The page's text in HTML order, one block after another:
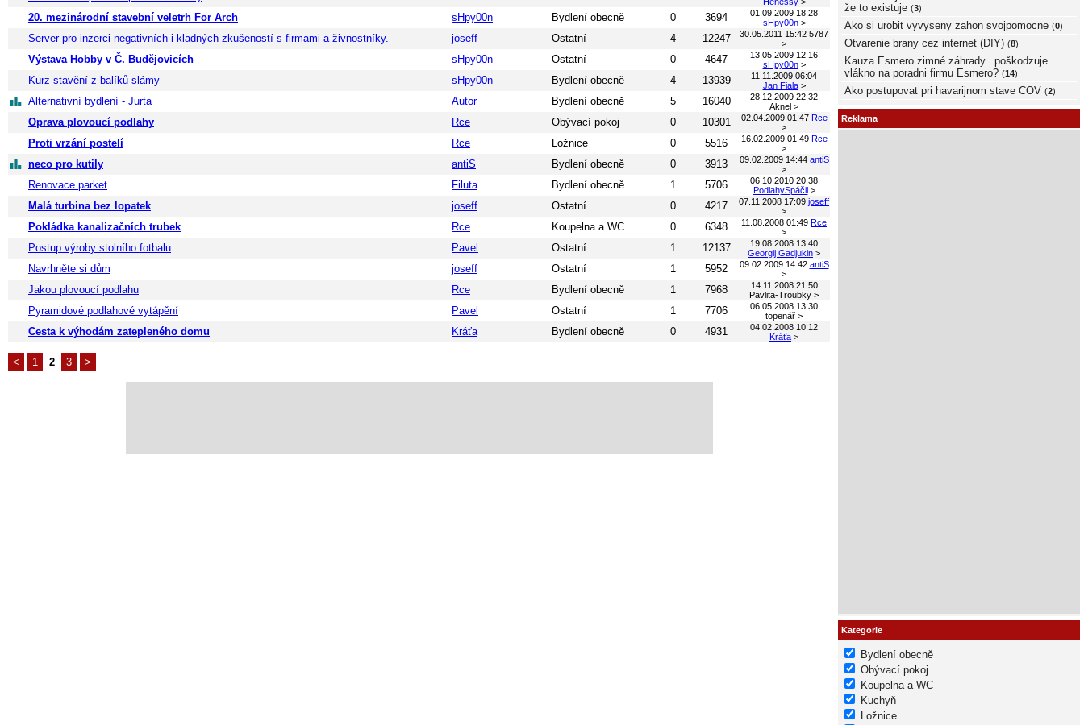
20. mezinárodní stavební veletrh For Arch sHpy00n Bydlení obecně 0 3694
01.09.2009 18:28
sHpy00n >
Server pro inzerci negativních i kladných zkušeností s firmami a živnostníky. joseff Ostatní 4 12247 30.05.2011 15:42 5787
>
Výstava Hobby v Č. Budějovicích sHpy00n Ostatní 0 4647
13.05.2009 12:16
sHpy00n >
Kurz stavění z balíků slámy sHpy00n Bydlení obecně 4 13939
11.11.2009 06:04
Jan Fiala >
Alternativní bydlení - Jurta Autor Bydlení obecně 5 16040
28.12.2009 22:32
Aknel >
Oprava plovoucí podlahy Rce Obývací pokoj 0 10301 02.04.2009 01:47 Rce
>
Proti vrzání postelí Rce Ložnice 0 5516 16.02.2009 01:49 Rce
>
neco pro kutily antiS Bydlení obecně 0 3913 09.02.2009 14:44 antiS
>
Renovace parket Filuta Bydlení obecně 1 5706
06.10.2010 20:38
PodlahySpáčil >
Malá turbina bez lopatek joseff Ostatní 0 4217 07.11.2008 17:09 joseff
>
Pokládka kanalizačních trubek Rce Koupelna a WC 0 6348 11.08.2008 01:49 Rce
>
Postup výroby stolního fotbalu Pavel Ostatní 1 12137
19.08.2008 13:40
Georgij Gadjukin >
Navrhněte si dům joseff Ostatní 1 5952 09.02.2009 14:42 antiS
>
Jakou plovoucí podlahu Rce Bydlení obecně 1 7968
14.11.2008 21:50
Pavlita-Troubky >
Pyramidové podlahové vytápění Pavel Ostatní 1 7706
06.05.2008 13:30
topenář >
Cesta k výhodám zatepleného domu Kráťa Bydlení obecně 0 4931
04.02.2008 10:12
Kráťa >
< 1 2 3 >
že to existuje (3)
Ako si urobit vyvyseny zahon svojpomocne (0)
Otvarenie brany cez internet (DIY) (8)
Kauza Esmero zimné záhrady...poškodzuje
vlákno na poradni firmu Esmero? (14)
Ako postupovat pri havarijnom stave COV (2)
Reklama
Kategorie
Bydlení obecně
Obývací pokoj
Koupelna a WC
Kuchyň
Ložnice